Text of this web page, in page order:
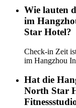
Wie lauten
im
Star Hotel?
Check-in Zeit
im Hangzhou
Hat die
North Star